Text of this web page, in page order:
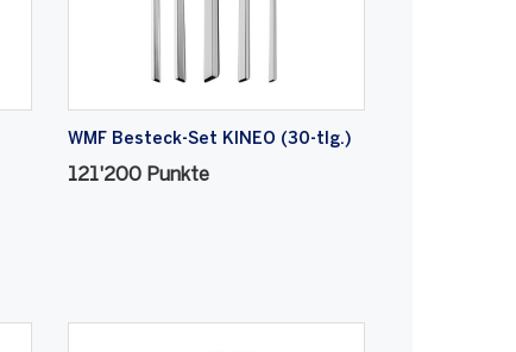
WMF Besteck-Set KINEO (30-tlg.)
121'200 Punkte